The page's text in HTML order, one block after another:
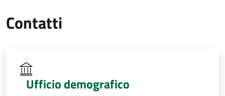
Contatti
Ufficio demografico